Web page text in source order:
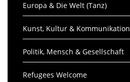
Europa & Die Welt (Tanz)
Kunst, Kultur & Kommunikation
Politik, Mensch & Gesellschaft
Refugees Welcome